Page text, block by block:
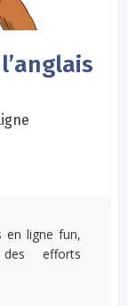
en ligne fun,
efforts